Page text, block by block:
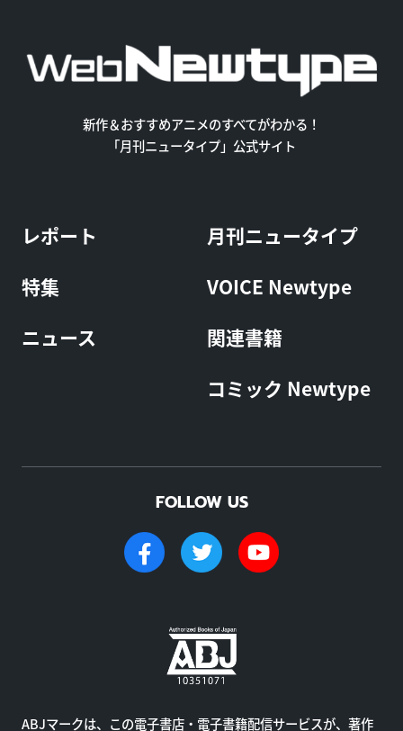
新作＆おすすめアニメのすべてがわかる！
「月刊ニュータイプ」公式サイト
レポート
特集
ニュース
月刊ニュータイプ
VOICE Newtype
関連書籍
コミック Newtype
FOLLOW US
ABJマークは、この電子書店・電子書籍配信サービスが、著作